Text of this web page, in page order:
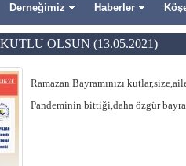
Derneğimiz Haberler
OLSUN (13.05.2021)
Ramazan Bayramınızı
Pandeminin bittiği,daha özgür